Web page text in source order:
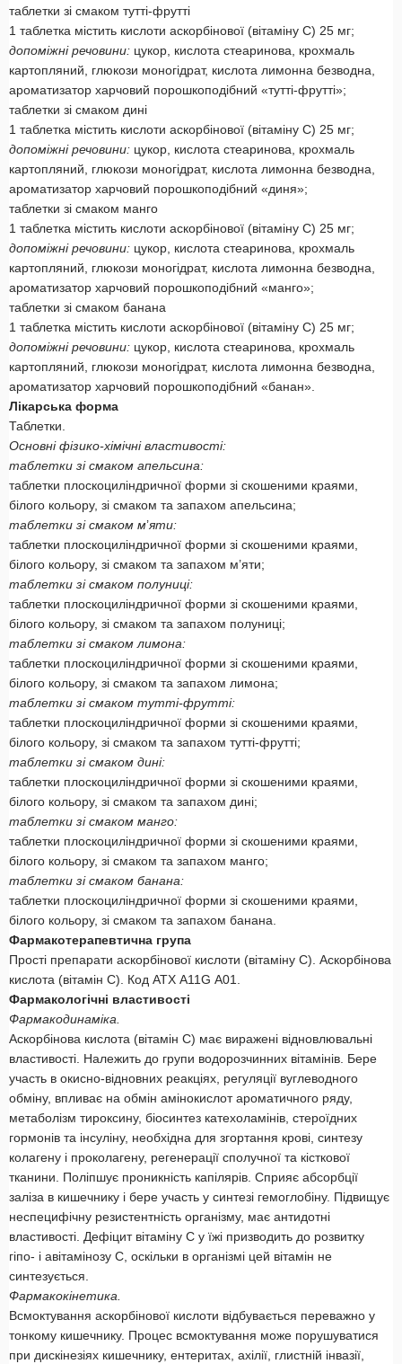
таблетки зі смаком тутті-фрутті
1 таблетка містить кислоти аскорбінової (вітаміну С) 25 мг;
допоміжні речовини: цукор, кислота стеаринова, крохмаль
картопляний, глюкози моногідрат, кислота лимонна безводна,
ароматизатор харчовий порошкоподібний «тутті-фрутті»;
таблетки зі смаком дині
1 таблетка містить кислоти аскорбінової (вітаміну С) 25 мг;
допоміжні речовини: цукор, кислота стеаринова, крохмаль
картопляний, глюкози моногідрат, кислота лимонна безводна,
ароматизатор харчовий порошкоподібний «диня»;
таблетки зі смаком манго
1 таблетка містить кислоти аскорбінової (вітаміну С) 25 мг;
допоміжні речовини: цукор, кислота стеаринова, крохмаль
картопляний, глюкози моногідрат, кислота лимонна безводна,
ароматизатор харчовий порошкоподібний «манго»;
таблетки зі смаком банана
1 таблетка містить кислоти аскорбінової (вітаміну С) 25 мг;
допоміжні речовини: цукор, кислота стеаринова, крохмаль
картопляний, глюкози моногідрат, кислота лимонна безводна,
ароматизатор харчовий порошкоподібний «банан».
Лікарська форма
Таблетки.
Основні фізико-хімічні властивості:
таблетки зі смаком апельсина:
таблетки плоскоциліндричної форми зі скошеними краями,
білого кольору, зі смаком та запахом апельсина;
таблетки зі смаком м’яти:
таблетки плоскоциліндричної форми зі скошеними краями,
білого кольору, зі смаком та запахом м’яти;
таблетки зі смаком полуниці:
таблетки плоскоциліндричної форми зі скошеними краями,
білого кольору, зі смаком та запахом полуниці;
таблетки зі смаком лимона:
таблетки плоскоциліндричної форми зі скошеними краями,
білого кольору, зі смаком та запахом лимона;
таблетки зі смаком тутті-фрутті:
таблетки плоскоциліндричної форми зі скошеними краями,
білого кольору, зі смаком та запахом тутті-фрутті;
таблетки зі смаком дині:
таблетки плоскоциліндричної форми зі скошеними краями,
білого кольору, зі смаком та запахом дині;
таблетки зі смаком манго:
таблетки плоскоциліндричної форми зі скошеними краями,
білого кольору, зі смаком та запахом манго;
таблетки зі смаком банана:
таблетки плоскоциліндричної форми зі скошеними краями,
білого кольору, зі смаком та запахом банана.
Фармакотерапевтична група
Прості препарати аскорбінової кислоти (вітаміну С). Аскорбінова
кислота (вітамін С). Код АТХ A11G А01.
Фармакологічні властивості
Фармакодинаміка.
Аскорбінова кислота (вітамін C) має виражені відновлювальні
властивості. Належить до групи водорозчинних вітамінів. Бере
участь в окисно-відновних реакціях, регуляції вуглеводного
обміну, впливає на обмін амінокислот ароматичного ряду,
метаболізм тироксину, біосинтез катехоламінів, стероїдних
гормонів та інсуліну, необхідна для згортання крові, синтезу
колагену і проколагену, регенерації сполучної та кісткової
тканини. Поліпшує проникність капілярів. Сприяє абсорбції
заліза в кишечнику і бере участь у синтезі гемоглобіну. Підвищує
неспецифічну резистентність організму, має антидотні
властивості. Дефіцит вітаміну С у їжі призводить до розвитку
гіпо- і авітамінозу С, оскільки в організмі цей вітамін не
синтезується.
Фармакокінетика.
Всмоктування аскорбінової кислоти відбувається переважно у
тонкому кишечнику. Процес всмоктування може порушуватися
при дискінезіях кишечнику, ентеритах, ахілії, глистній інвазії,